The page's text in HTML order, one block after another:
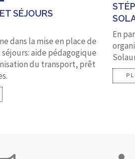
SÉJOURS
dans la mise en place de
aide pédagogique
du transport, prêt
En